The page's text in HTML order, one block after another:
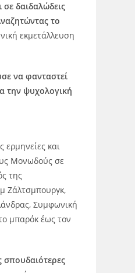
δαιδαλώδεις
το
εκμετάλλευση
να φανταστεί
την ψυχολογική
και
Μονωδούς σε
της
Ζάλτσμπουργκ,
Συμφωνική
μπαρόκ έως τον
σπουδαιότερες